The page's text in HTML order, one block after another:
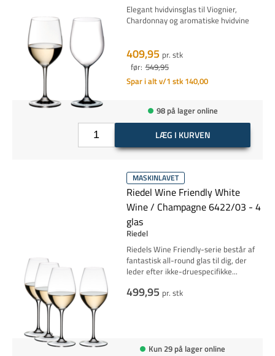
Elegant hvidvinsglas til Viognier,
Chardonnay og aromatiske hvidvine
409,95 pr. stk
før: 549,95
Spar i alt v/1 stk 140,00
98 på lager online
LÆG I KURVEN
MASKINLAVET
Riedel Wine Friendly White
Wine / Champagne 6422/03 - 4
glas
Riedel
Riedels Wine Friendly-serie består af
fantastisk all-round glas til dig, der
leder efter ikke-druespecifikke...
499,95 pr. stk
Kun 29 på lager online